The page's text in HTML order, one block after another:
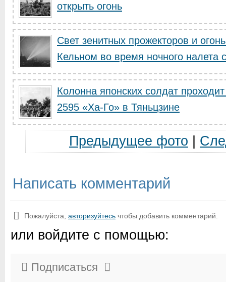
открыть огонь
Свет зенитных прожекторов и
Кельном во время ночного налета
Колонна японских солдат
2595 «Ха-Го» в Тяньцзине
Предыдущее фото
Написать комментарий
Пожалуйста, авторизуйтесь чтобы добавить комментарий.
или войдите с помощью:
Подписаться